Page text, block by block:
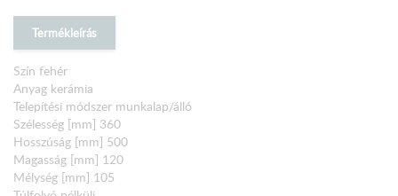
Termékleírás
Szín fehér
Anyag kerámia
Telepítési módszer munkalap/álló
Szélesség [mm] 360
Hosszúság [mm] 500
Magasság [mm] 120
Mélység [mm] 105